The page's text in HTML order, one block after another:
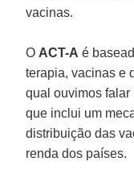
vacinas.
O ACT-A é
terapia, vacinas e
qual ouvimos
que inclui um
distribuição das
renda dos países.